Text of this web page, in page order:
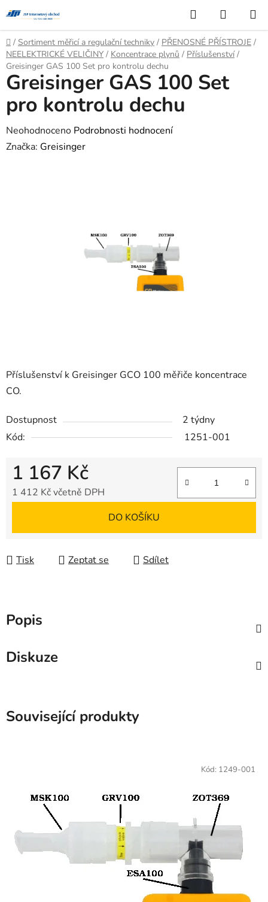
na
obsah
Hledat
KOŠÍK
Domů
/ Sortiment měřicí a regulační techniky / PŘENOSNÉ PŘÍSTROJE /
NEELEKTRICKÉ VELIČINY / Koncentrace plynů / Příslušenství /
Greisinger GAS 100 Set pro kontrolu dechu
Příslušenství k Greisinger GCO 100 měřiče koncentrace
CO.
Dostupnost
2 týdny
Kód:
1251-001
1 167 Kč
1 412 Kč včetně DPH
DO KOŠÍKU
Tisk Zeptat se Sdílet
Greisinger GAS 100 Set
pro kontrolu dechu
Průměrné
hodnocení
Neohodnoceno Podrobnosti hodnocení
Značka: Greisinger
Popis
Diskuze
Související produkty
Kód: 1249-001